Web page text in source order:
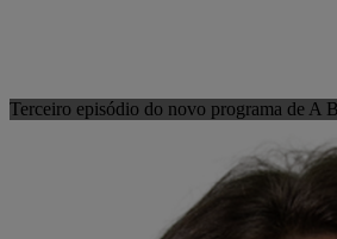
Terceiro episódio do novo programa de A